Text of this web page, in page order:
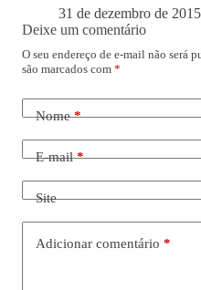
31 de dezembro de 2015
Deixe um comentário
O seu endereço de e-mail não será
são marcados com *
Nome*
E-mail*
Site
Adicionar comentário *